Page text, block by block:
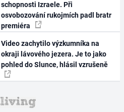
schopnosti Izraele. Při
osvobozování rukojmích padl bratr
premiéra
Video zachytilo výzkumníka na
okraji lávového jezera. Je to jako
pohled do Slunce, hlásil vzrušeně